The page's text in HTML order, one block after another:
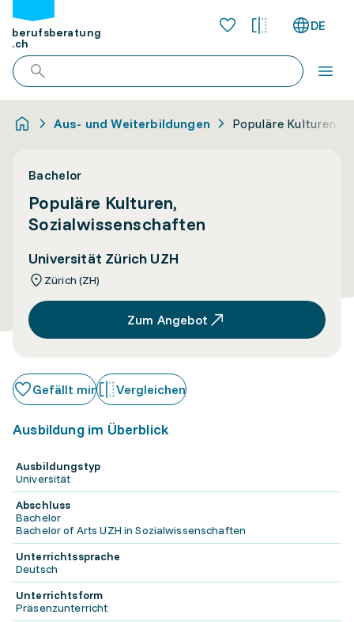
berufsberatung
.ch
DE
Aus- und Weiterbildungen Populäre Kulturen,
Bachelor
Populäre Kulturen,
Sozialwissenschaften
Universität Zürich UZH
Zürich (ZH)
Zum Angebot
Gefällt mir Vergleichen
Ausbildung im Überblick
Ausbildungstyp
Universität
Abschluss
Bachelor
Bachelor of Arts UZH in Sozialwissenschaften
Unterrichtssprache
Deutsch
Unterrichtsform
Präsenzunterricht